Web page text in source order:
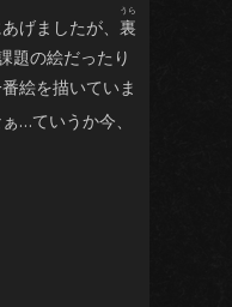
か てい
げましたが、 裏
題の絵だったり
絵を描いていま
…ていうか今、